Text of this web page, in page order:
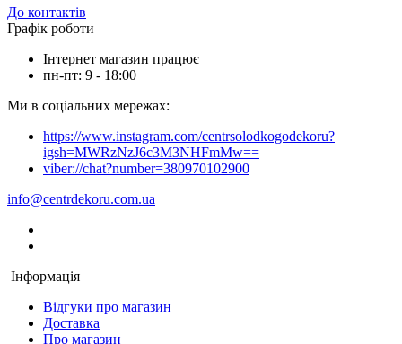
До контактів
Графік роботи
Інтернет магазин працює
пн-пт: 9 - 18:00
Ми в соціальних мережах:
https://www.instagram.com/centrsolodkogodekoru?
igsh=MWRzNzJ6c3M3NHFmMw==
viber://chat?number=380970102900
info@centrdekoru.com.ua
Інформація
Відгуки про магазин
Доставка
Про магазин